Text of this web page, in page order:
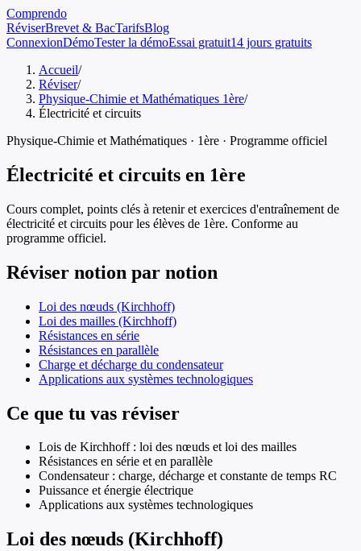
Comprendo
RéviserBrevet & BacTarifsBlog
ConnexionDémoTester la démoEssai gratuit14 jours gratuits
Accueil/
Réviser/
Physique-Chimie et Mathématiques 1ère/
Électricité et circuits
Physique-Chimie et Mathématiques · 1ère · Programme officiel
Électricité et circuits en 1ère
Cours complet, points clés à retenir et exercices d'entraînement de
électricité et circuits pour les élèves de 1ère. Conforme au
programme officiel.
Réviser notion par notion
Loi des nœuds (Kirchhoff)
Loi des mailles (Kirchhoff)
Résistances en série
Résistances en parallèle
Charge et décharge du condensateur
Applications aux systèmes technologiques
Ce que tu vas réviser
Lois de Kirchhoff : loi des nœuds et loi des mailles
Résistances en série et en parallèle
Condensateur : charge, décharge et constante de temps RC
Puissance et énergie électrique
Applications aux systèmes technologiques
Loi des nœuds (Kirchhoff)